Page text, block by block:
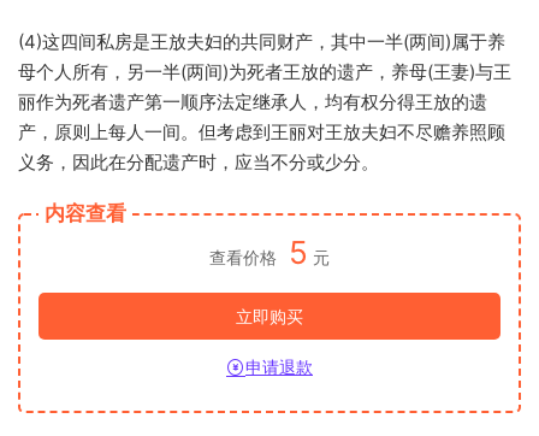
(4)这四间私房是王放夫妇的共同财产，其中一半(两间)属于养
母个人所有，另一半(两间)为死者王放的遗产，养母(王妻)与王
丽作为死者遗产第一顺序法定继承人，均有权分得王放的遗
产，原则上每人一间。但考虑到王丽对王放夫妇不尽赡养照顾
义务，因此在分配遗产时，应当不分或少分。
内容查看
查看价格 5 元
立即购买
申请退款